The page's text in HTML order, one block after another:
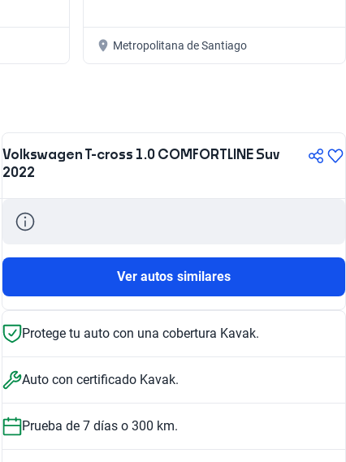
Metropolitana de Santiago
Volkswagen T-cross 1.0 COMFORTLINE Suv
2022
Ver autos similares
Protege tu auto con una cobertura Kavak.
Auto con certificado Kavak.
Prueba de 7 días o 300 km.